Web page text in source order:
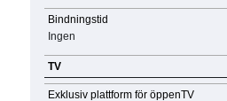
Bindningstid
Ingen
TV
Exklusiv plattform för öppenTV